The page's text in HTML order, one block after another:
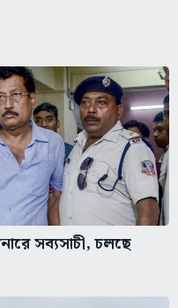
সব্যসাচী, চলছে